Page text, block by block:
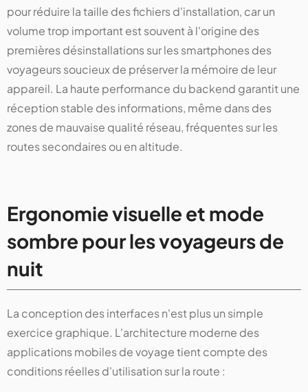
pour réduire la taille des fichiers d'installation, car un
volume trop important est souvent à l'origine des
premières désinstallations sur les smartphones des
voyageurs soucieux de préserver la mémoire de leur
appareil. La haute performance du backend garantit une
réception stable des informations, même dans des
zones de mauvaise qualité réseau, fréquentes sur les
routes secondaires ou en altitude.
Ergonomie visuelle et mode
sombre pour les voyageurs de
nuit
La conception des interfaces n'est plus un simple
exercice graphique. L'architecture moderne des
applications mobiles de voyage tient compte des
conditions réelles d'utilisation sur la route :